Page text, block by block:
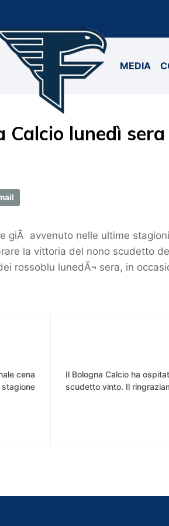
MEDIA
Calcio lunedì sera
giÃ avvenuto nelle ultime
la vittoria del nono scudetto
rossoblu lunedÃ¬ sera, in
cena
Il Bologna Calcio ha
scudetto vinto. Il